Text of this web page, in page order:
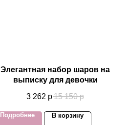
Элегантная набор шаров на
выписку для девочки
3 262 р15 150 р
Подробнее В корзину